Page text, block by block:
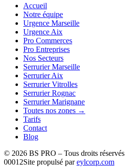
Accueil
Notre équipe
Urgence Marseille
Urgence Aix
Pro Commerces
Pro Entreprises
Nos Secteurs
Serrurier Marseille
Serrurier Aix
Serrurier Vitrolles
Serrurier Rognac
Serrurier Marignane
Toutes nos zones →
Tarifs
Contact
Blog
© 2026 BS PRO – Tous droits
00012Site propulsé par eylcorp.com